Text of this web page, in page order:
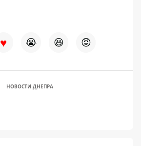
♥ 😭 😆 😡
НОВОСТИ ДНЕПРА